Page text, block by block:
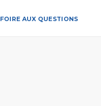
FOIRE AUX QUESTIONS